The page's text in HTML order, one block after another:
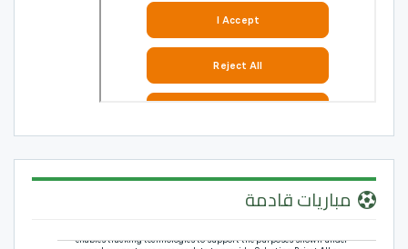
مباريات قادمة